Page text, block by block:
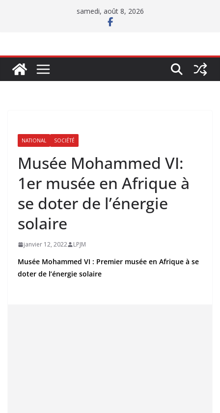
samedi, août 8, 2026
NATIONAL SOCIÉTÉ
Musée Mohammed VI:
1er musée en Afrique à
se doter de l’énergie
solaire
janvier 12, 2022 LPJM
Musée Mohammed VI : Premier musée en Afrique à se
doter de l’énergie solaire